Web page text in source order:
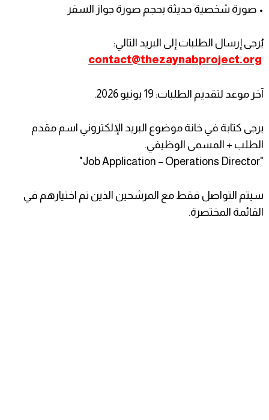
• صورة شخصية حديثة بحجم صورة جواز السفر
يُرجى إرسال الطلبات إلى البريد التالي:
contact@thezaynabproject.org
آخر موعد لتقديم الطلبات: 19 يونيو 2026.
يرجى كتابة في خانة موضوع البريد الإلكتروني اسم مقدم
الطلب + المسمى الوظيفي.
"Job Application – Operations Director"
سيتم التواصل فقط مع المرشحين الذين تم اختيارهم في
القائمة المختصرة.